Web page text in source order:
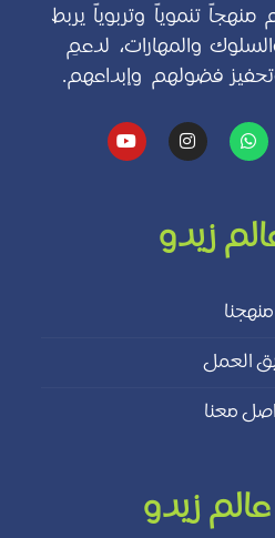
تنموياً وتربوياً يربط
والمهارات، لدعمِ
فضولهم وإبداعهم.
زيدو
منهجنا
العمل
معنا
زيدو